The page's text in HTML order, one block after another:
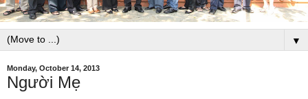
▼
Monday, October 14, 2013
Người Mẹ